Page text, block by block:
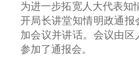
为进一步拓宽人大代表知
开局长讲堂知情明政通
加会议并讲话。会议由
参加了通报会。